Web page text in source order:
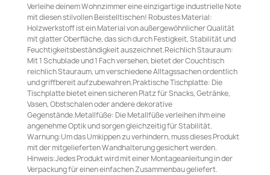
Verleihe deinem Wohnzimmer eine einzigartige industrielle Note
mit diesen stilvollen Beistelltischen! Robustes Material:
Holzwerkstoff ist ein Material von außergewöhnlicher Qualität
mit glatter Oberfläche, das sich durch Festigkeit, Stabilität und
Feuchtigkeitsbeständigkeit auszeichnet.Reichlich Stauraum:
Mit 1 Schublade und 1 Fach versehen, bietet der Couchtisch
reichlich Stauraum, um verschiedene Alltagssachen ordentlich
und griffbereit aufzubewahren.Praktische Tischplatte: Die
Tischplatte bietet einen sicheren Platz für Snacks, Getränke,
Vasen, Obstschalen oder andere dekorative
Gegenstände.Metallfüße: Die Metallfüße verleihen ihm eine
angenehme Optik und sorgen gleichzeitig für Stabilität.
Warnung:Um das Umkippen zu verhindern, muss dieses Produkt
mit der mitgelieferten Wandhalterung gesichert werden.
Hinweis:Jedes Produkt wird mit einer Montageanleitung in der
Verpackung für einen einfachen Zusammenbau geliefert.